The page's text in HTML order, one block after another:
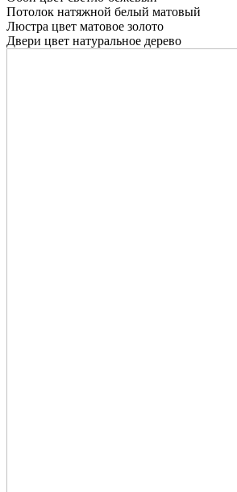
Потолок натяжной белый матовый
Люстра цвет матовое золото
Двери цвет натуральное дерево